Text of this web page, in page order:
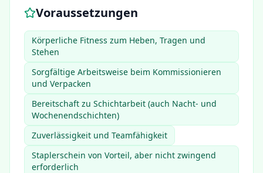
Voraussetzungen
Körperliche Fitness zum Heben, Tragen und
Stehen
Sorgfältige Arbeitsweise beim Kommissionieren
und Verpacken
Bereitschaft zu Schichtarbeit (auch Nacht- und
Wochenendschichten)
Zuverlässigkeit und Teamfähigkeit
Staplerschein von Vorteil, aber nicht zwingend
erforderlich